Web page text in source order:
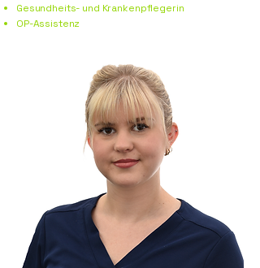
Gesundheits- und Krankenpflegerin
OP-Assistenz